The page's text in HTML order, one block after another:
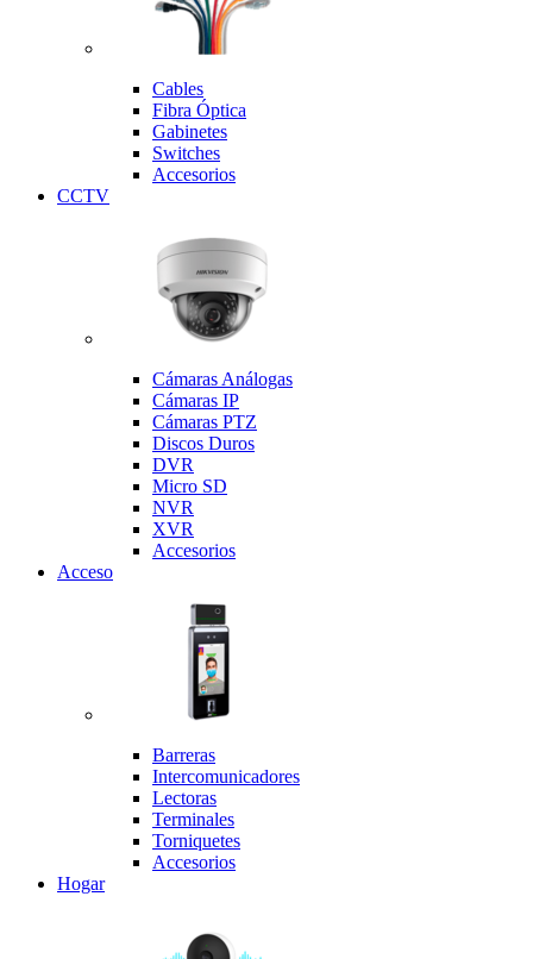
Cables
Fibra Óptica
Gabinetes
Switches
Accesorios
CCTV
Cámaras Análogas
Cámaras IP
Cámaras PTZ
Discos Duros
DVR
Micro SD
NVR
XVR
Accesorios
Acceso
Barreras
Intercomunicadores
Lectoras
Terminales
Torniquetes
Accesorios
Hogar